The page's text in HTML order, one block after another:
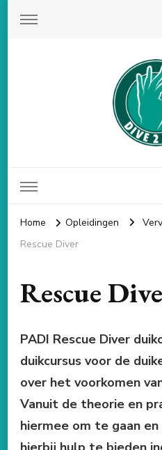
Home Opleidingen
Rescue Diver
Rescue
PADI Rescue Diver
duikcursus voor de
over het voorkomen
Vanuit de theorie en
hiermee om te gaan